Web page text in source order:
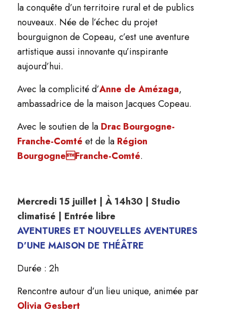
la conquête d’un territoire rural et de publics
nouveaux. Née de l’échec du projet
bourguignon de Copeau, c’est une aventure
artistique aussi innovante qu’inspirante
aujourd’hui.
Avec la complicité d’Anne de Amézaga,
ambassadrice de la maison Jacques Copeau.
Avec le soutien de la Drac Bourgogne-
Franche-Comté et de laRégion
BourgogneFranche-Comté.
Mercredi 15 juillet | À 14h30 | Studio
climatisé | Entrée libre
AVENTURES ET NOUVELLES AVENTURES
D’UNE MAISON DE THÉÂTRE
Durée : 2h
Rencontre autour d’un lieu unique, animée par
Olivia Gesbert